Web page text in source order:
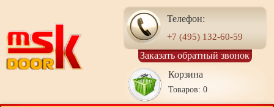
Телефон:
+7 (495) 132-60-59
Заказать обратный звонок
Корзина
Товаров: 0